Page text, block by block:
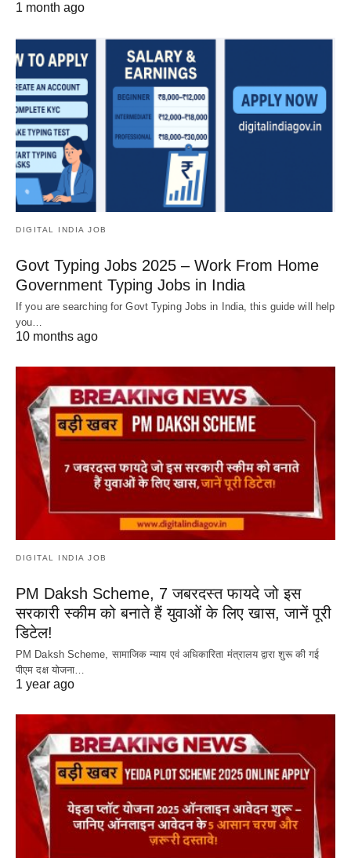
1 month ago
DIGITAL INDIA JOB
Govt Typing Jobs 2025 – Work From Home
Government Typing Jobs in India
If you are searching for Govt Typing Jobs in India, this guide will help
you…
10 months ago
DIGITAL INDIA JOB
PM Daksh Scheme, 7 जबरदस्त फायदे जो इस
सरकारी स्कीम को बनाते हैं युवाओं के लिए खास, जानें पूरी
डिटेल!
PM Daksh Scheme, सामाजिक न्याय एवं अधिकारिता मंत्रालय द्वारा शुरू की गई
पीएम दक्ष योजना…
1 year ago